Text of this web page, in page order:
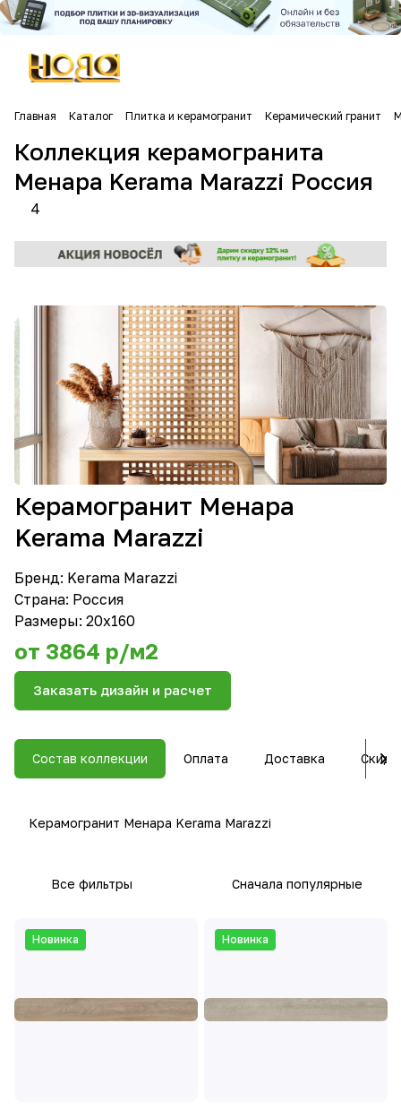
Главная Каталог Плитка и керамогранит Керамический гранит
Коллекция керамогранита
Менара Kerama Marazzi Россия
4
Керамогранит Менара
Kerama Marazzi
Бренд: Kerama Marazzi
Страна: Россия
Размеры: 20х160
от 3864 р/м2
Заказать дизайн и расчет
Состав коллекции Оплата Доставка
Керамогранит Менара Kerama Marazzi
Все фильтры Сначала популярные
Новинка Новинка